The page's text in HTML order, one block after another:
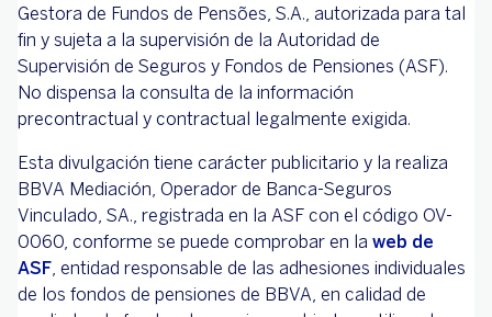
Gestora de Fundos de Pensões, S.A., autorizada para tal
fin y sujeta a la supervisión de la Autoridad de
Supervisión de Seguros y Fondos de Pensiones (ASF).
No dispensa la consulta de la información
precontractual y contractual legalmente exigida.
Esta divulgación tiene carácter publicitario y la realiza
BBVA Mediación, Operador de Banca-Seguros
Vinculado, SA., registrada en la ASF con el código OV-
0060, conforme se puede comprobar en la web de
ASF, entidad responsable de las adhesiones individuales
de los fondos de pensiones de BBVA, en calidad de